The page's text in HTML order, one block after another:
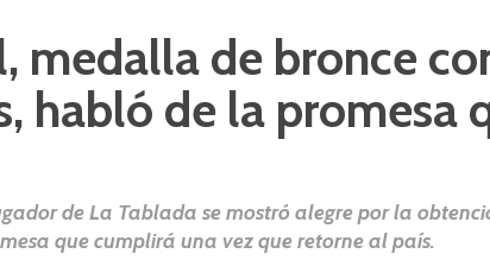
medalla de bronce
habló de la promesa
de La Tablada se mostró alegre por la
que cumplirá una vez que retorne al país.